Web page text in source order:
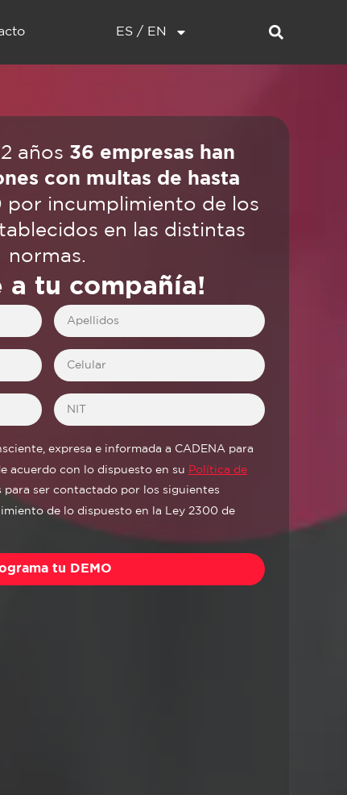
ES / EN
años 36 empresas han
con multas de hasta
por incumplimiento de los
en las distintas
normas.
a tu compañía!
expresa e informada a CADENA para
acuerdo con lo dispuesto en su Política de
para ser contactado por los siguientes
de lo dispuesto en la Ley 2300 de
tu DEMO